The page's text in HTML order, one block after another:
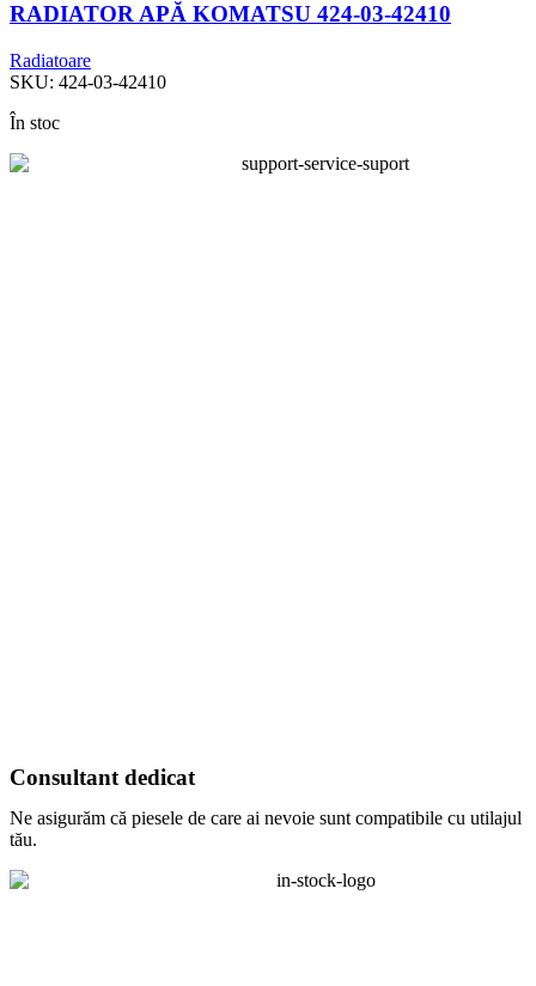
RADIATOR APĂ KOMATSU 424-03-42410
Radiatoare
SKU: 424-03-42410
În stoc
Consultant dedicat
Ne asigurăm că piesele de care ai nevoie sunt compatibile cu utilajul
tău.